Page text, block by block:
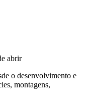
abrir
o desenvolvimento e
montagens,